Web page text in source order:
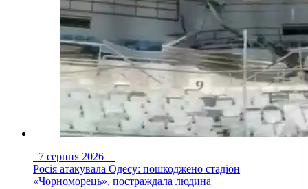
7 серпня 2026
Росія атакувала Одесу: пошкоджено стадіон
«Чорноморець», постраждала людина